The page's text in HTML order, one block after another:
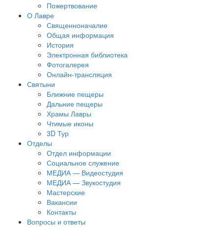
Пожертвование
О Лавре
Священноначалие
Общая информация
История
Электронная библиотека
Фотогалерея
Онлайн-трансляция
Святыни
Ближние пещеры
Дальние пещеры
Храмы Лавры
Чтимые иконы
3D Тур
Отделы
Отдел информации
Социальное служение
МЕДИА — Видеостудия
МЕДИА — Звукостудия
Мастерские
Вакансии
Контакты
Вопросы и ответы